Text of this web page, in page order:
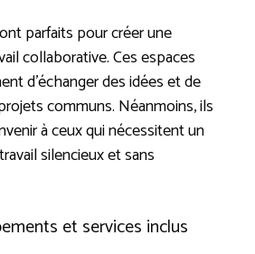
parfaits pour créer une
collaborative. Ces espaces
d’échanger des idées et de
communs. Néanmoins, ils
à ceux qui nécessitent un
silencieux et sans
et services inclus